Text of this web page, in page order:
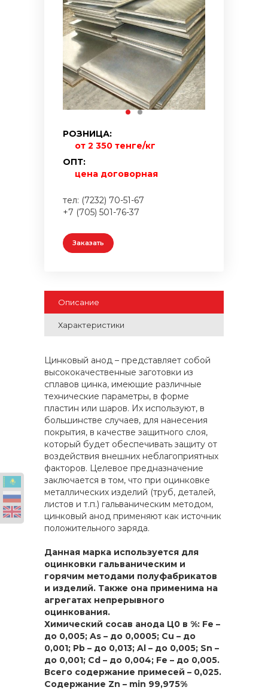
РОЗНИЦА:
от 2 350 тенге/кг
ОПТ:
цена договорная
тел: (7232) 70-51-67
+7 (705) 501-76-37
Заказать
Описание
Характеристики
Цинковый анод – представляет собой
высококачественные заготовки из
сплавов цинка, имеющие различные
технические параметры, в форме
пластин или шаров. Их используют, в
большинстве случаев, для нанесения
покрытия, в качестве защитного слоя,
который будет обеспечивать защиту от
воздействия внешних неблагоприятных
факторов. Целевое предназначение
заключается в том, что при оцинковке
металлических изделий (труб, деталей,
листов и т.п.) гальваническим методом,
цинковый анод применяют как источник
положительного заряда.
Данная марка используется для
оцинковки гальваническим и
горячим методами полуфабрикатов
и изделий. Также она применима на
агрегатах непрерывного
оцинкования.
Химический сосав анода Ц0 в %: Fe –
до 0,005; As – до 0,0005; Cu – до
0,001; Pb – до 0,013; Al – до 0,005; Sn –
до 0,001; Cd – до 0,004; Fe – до 0,005.
Всего содержание примесей – 0,025.
Содержание Zn – min 99,975%